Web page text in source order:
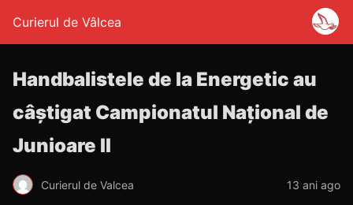
Curierul de Vâlcea
Handbalistele de la Energetic au
câştigat Campionatul Naţional de
Junioare II
Curierul de Valcea 13 ani ago